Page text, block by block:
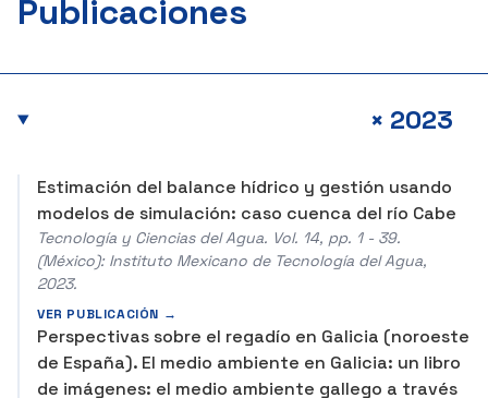
Publicaciones
+2023
Estimación del balance hídrico y gestión usando
modelos de simulación: caso cuenca del río Cabe
Tecnología y Ciencias del Agua. Vol. 14, pp. 1 - 39.
(México): Instituto Mexicano de Tecnología del Agua,
2023.
VER PUBLICACIÓN →
Perspectivas sobre el regadío en Galicia (noroeste
de España). El medio ambiente en Galicia: un libro
de imágenes: el medio ambiente gallego a través